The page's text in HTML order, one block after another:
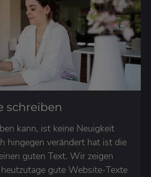
schreiben
kann, ist keine Neuigkeit
hingegen verändert hat ist die
guten Text. Wir zeigen
gute Website-Texte